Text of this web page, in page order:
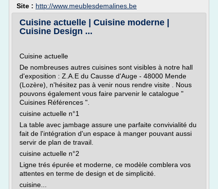
Site : http://www.meublesdemalines.be
Cuisine actuelle | Cuisine moderne |
Cuisine Design ...
Cuisine actuelle
De nombreuses autres cuisines sont visibles à notre hall
d'exposition : Z.A.E du Causse d'Auge - 48000 Mende
(Lozère), n'hésitez pas à venir nous rendre visite . Nous
pouvons également vous faire parvenir le catalogue "
Cuisines Références ".
cuisine actuelle n°1
La table avec jambage assure une parfaite convivialité du
fait de l'intégration d'un espace à manger pouvant aussi
servir de plan de travail.
cuisine actuelle n°2
Ligne trés épurée et moderne, ce modèle comblera vos
attentes en terme de design et de simplicité.
cuisine...